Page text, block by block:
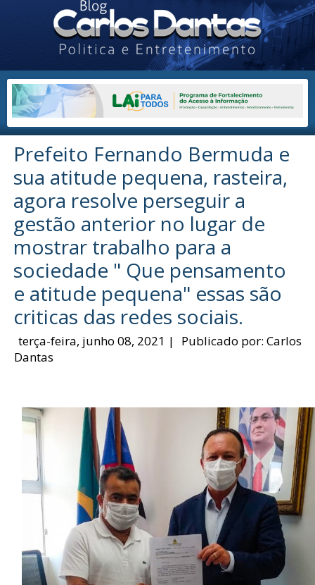
Prefeito Fernando Bermuda e
sua atitude pequena, rasteira,
agora resolve perseguir a
gestão anterior no lugar de
mostrar trabalho para a
sociedade " Que pensamento
e atitude pequena" essas são
criticas das redes sociais.
terça-feira, junho 08, 2021 | Publicado por:Carlos
Dantas